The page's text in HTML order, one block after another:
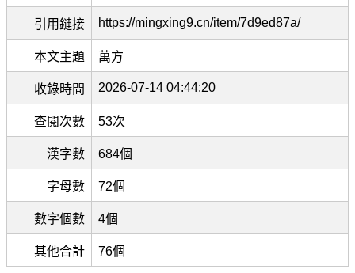
引用鏈接 https://mingxing9.cn/item/7d9ed87a/
本文主題 萬方
收錄時間 2026-07-14 04:44:20
查閱次數 53次
漢字數 684個
字母數 72個
數字個數 4個
其他合計 76個